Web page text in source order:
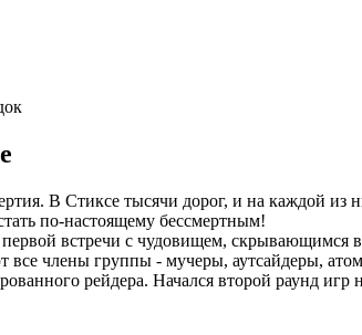
В Стиксе тысячи дорог, и на каждой из
по-настоящему бессмертным!
встречи с чудовищем, скрывающимся
все члены группы - мучеры, аутсайдеры,
рейдера. Начался второй раунд игр